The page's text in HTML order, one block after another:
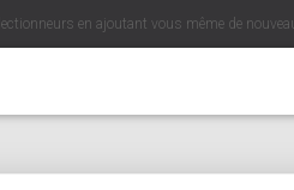
en ajoutant vous même de